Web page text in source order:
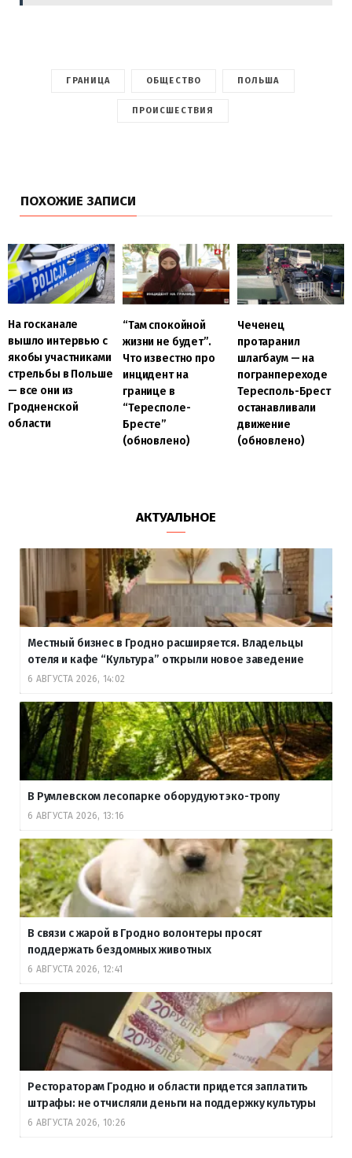
ГРАНИЦА ОБЩЕСТВО ПОЛЬША
ПРОИСШЕСТВИЯ
ПОХОЖИЕ ЗАПИСИ
На госканале
вышло интервью с
якобы участниками
стрельбы в Польше
— все они из
Гродненской
области
“Там спокойной
жизни не будет”.
Что известно про
инцидент на
границе в
“Тересполе-
Бресте”
(обновлено)
Чеченец
протаранил
шлагбаум — на
погранпереходе
Тересполь-Брест
останавливали
движение
(обновлено)
АКТУАЛЬНОЕ
Местный бизнес в Гродно расширяется. Владельцы
отеля и кафе “Культура” открыли новое заведение
6 АВГУСТА 2026, 14:02
В Румлевском лесопарке оборудуют эко-тропу
6 АВГУСТА 2026, 13:16
В связи с жарой в Гродно волонтеры просят
поддержать бездомных животных
6 АВГУСТА 2026, 12:41
Рестораторам Гродно и области придется заплатить
штрафы: не отчисляли деньги на поддержку культуры
6 АВГУСТА 2026, 10:26